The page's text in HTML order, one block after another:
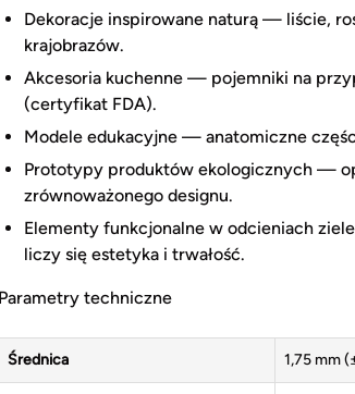
Dekoracje inspirowane naturą — liście,
krajobrazów.
Akcesoria kuchenne — pojemniki na
(certyfikat FDA).
Modele edukacyjne — anatomiczne
Prototypy produktów ekologicznych —
zrównoważonego designu.
Elementy funkcjonalne w odcieniach
liczy się estetyka i trwałość.
Parametry techniczne
Średnica 1,75 mm